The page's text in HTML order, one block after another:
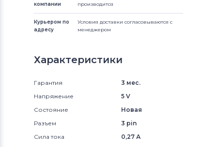
компании
производится
Курьером по
адресу
Условия доставки согласовываются с
менеджером
Характеристики
Гарантия
3 мес.
Напряжение
5 V
Состояние
Новая
Разъем
3 pin
Сила тока
0,27 А